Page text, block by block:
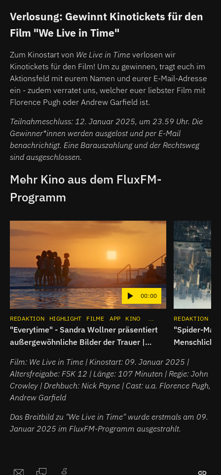
Verlosung: Gewinnt Kinotickets für den
Film "We Live in Time"
Zum Kinostart von We Live in Time verlosen wir
Kinotickets für den Film! Um zu gewinnen, tragt euch im
Aktionsfeld mit eurem Namen und eurer E-Mail-Adresse
ein - zudem verratet uns, welcher euer liebster Film mit
Florence Pugh oder Andrew Garfield ist.
Teilnahmeschluss: 12. Januar 2025, um 23.59 Uhr. Die
Gewinner*innen werden ausgelost und per E-Mail
benachrichtigt. Eine Barauszahlung und der Rechtsweg
sind ausgeschlossen.
Mehr Kino aus dem FluxFM-
Programm
00:00
REDAKTION HIGHLIGHT FILME APP KINO INSTAGRAM
"Everytime" - Sandra Wollner präsentiert
außergewöhnliche Bilder der Trauer |
REDAKTION
"Spider-
Film: We Live in Time | Kinostart: 09. Januar 2025 |
Altersfreigabe: FSK 12 | Länge: 107 Minuten | Regie: John
Crowley | Drehbuch: Nick Payne | Cast: u.a. Florence Pugh,
Andrew Garfield
Das Breitbild zu "We Live in Time" wurde erstmals am 09.
Januar 2025 im FluxFM-Programm ausgestrahlt.